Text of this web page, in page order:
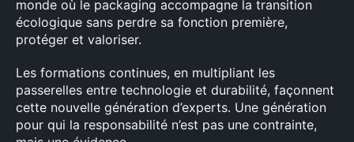
monde où le packaging accompagne la transition
écologique sans perdre sa fonction première,
protéger et valoriser.
Les formations continues, en multipliant les
passerelles entre technologie et durabilité, façonnent
cette nouvelle génération d’experts. Une génération
pour qui la responsabilité n’est pas une contrainte,